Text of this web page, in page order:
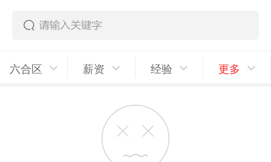
六合区 薪资 经验 更多